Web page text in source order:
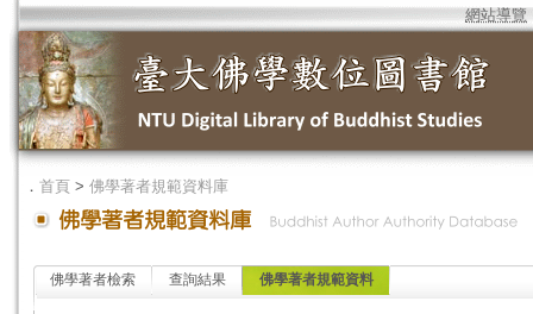
網站導覽
． 首頁 > 佛學著者規範資料庫
佛學著者檢索 查詢結果 佛學著者規範資料